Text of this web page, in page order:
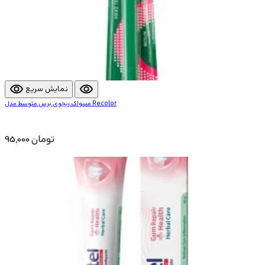
visibility نمایش سریع visibility
مسواک ریجوی برس متوسط مدل Recolor
95,000 تومان